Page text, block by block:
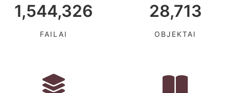
1,544,326
FAILAI
28,713
OBJEKTAI